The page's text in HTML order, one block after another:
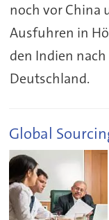
noch vor China
Ausfuhren in
den Indien
Deutschland.
Global